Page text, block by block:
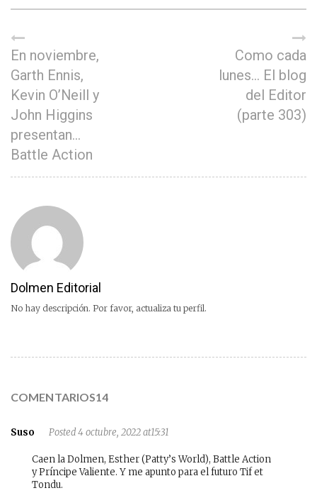
En noviembre,
Garth Ennis,
Kevin O’Neill y
John Higgins
presentan…
Battle Action
Como cada
lunes… El blog
del Editor
(parte 303)
Dolmen Editorial
No hay descripción. Por favor, actualiza tu perfil.
COMENTARIOS14
Suso Posted 4 octubre, 2022 at15:31
Caen la Dolmen, Esther (Patty’s World), Battle Action
y Príncipe Valiente. Y me apunto para el futuro Tif et
Tondu.